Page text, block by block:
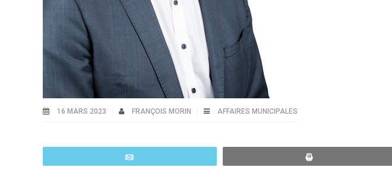
16 MARS 2023 FRANÇOIS MORIN AFFAIRES MUNICIPALES